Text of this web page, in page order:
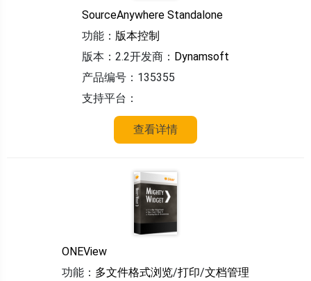
SourceAnywhere Standalone
功能： 版本控制
版本：2.2开发商： Dynamsoft
产品编号：135355
支持平台：
查看详情
ONEView
功能： 多文件格式浏览/打印/文档管理